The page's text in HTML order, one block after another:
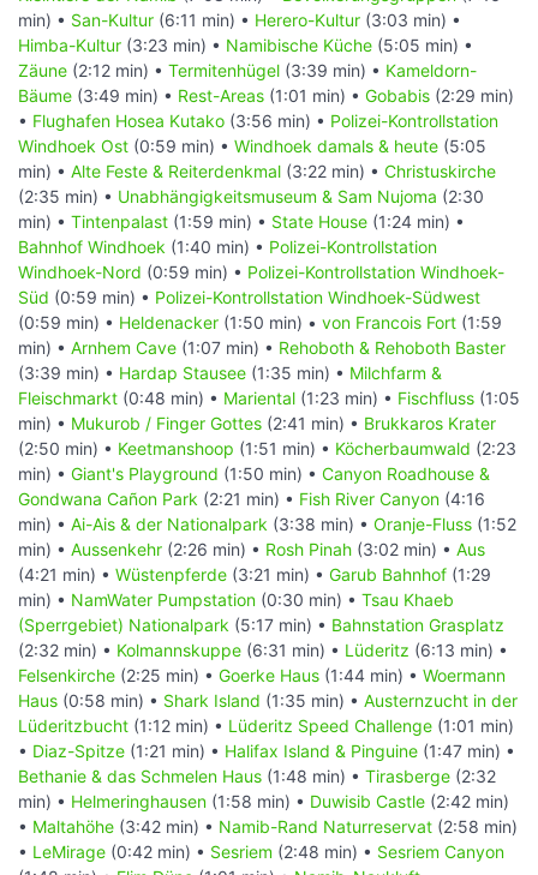
min) • San-Kultur (6:11 min) • Herero-Kultur (3:03 min) •
Himba-Kultur (3:23 min) • Namibische Küche (5:05 min) •
Zäune (2:12 min) • Termitenhügel (3:39 min) • Kameldorn-
Bäume (3:49 min) • Rest-Areas (1:01 min) • Gobabis (2:29 min)
• Flughafen Hosea Kutako (3:56 min) • Polizei-Kontrollstation
Windhoek Ost (0:59 min) • Windhoek damals & heute (5:05
min) • Alte Feste & Reiterdenkmal (3:22 min) • Christuskirche
(2:35 min) • Unabhängigkeitsmuseum & Sam Nujoma (2:30
min) • Tintenpalast (1:59 min) • State House (1:24 min) •
Bahnhof Windhoek (1:40 min) • Polizei-Kontrollstation
Windhoek-Nord (0:59 min) • Polizei-Kontrollstation Windhoek-
Süd (0:59 min) • Polizei-Kontrollstation Windhoek-Südwest
(0:59 min) • Heldenacker (1:50 min) • von Francois Fort (1:59
min) • Arnhem Cave (1:07 min) • Rehoboth & Rehoboth Baster
(3:39 min) • Hardap Stausee (1:35 min) • Milchfarm &
Fleischmarkt (0:48 min) • Mariental (1:23 min) • Fischfluss (1:05
min) • Mukurob / Finger Gottes (2:41 min) • Brukkaros Krater
(2:50 min) • Keetmanshoop (1:51 min) • Köcherbaumwald (2:23
min) • Giant's Playground (1:50 min) • Canyon Roadhouse &
Gondwana Cañon Park (2:21 min) • Fish River Canyon (4:16
min) • Ai-Ais & der Nationalpark (3:38 min) • Oranje-Fluss (1:52
min) • Aussenkehr (2:26 min) • Rosh Pinah (3:02 min) • Aus
(4:21 min) • Wüstenpferde (3:21 min) • Garub Bahnhof (1:29
min) • NamWater Pumpstation (0:30 min) • Tsau Khaeb
(Sperrgebiet) Nationalpark (5:17 min) • Bahnstation Grasplatz
(2:32 min) • Kolmannskuppe (6:31 min) • Lüderitz (6:13 min) •
Felsenkirche (2:25 min) • Goerke Haus (1:44 min) • Woermann
Haus (0:58 min) • Shark Island (1:35 min) • Austernzucht in der
Lüderitzbucht (1:12 min) • Lüderitz Speed Challenge (1:01 min)
• Diaz-Spitze (1:21 min) • Halifax Island & Pinguine (1:47 min) •
Bethanie & das Schmelen Haus (1:48 min) • Tirasberge (2:32
min) • Helmeringhausen (1:58 min) • Duwisib Castle (2:42 min)
• Maltahöhe (3:42 min) • Namib-Rand Naturreservat (2:58 min)
• LeMirage (0:42 min) • Sesriem (2:48 min) • Sesriem Canyon